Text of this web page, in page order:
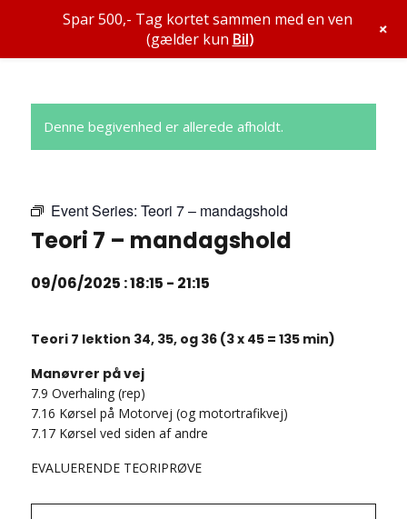
Denne begivenhed er allerede afholdt.
Event Series: Teori 7 – mandagshold
Teori 7 – mandagshold
09/06/2025 : 18:15 - 21:15
Teori 7 lektion 34, 35, og 36 (3 x 45 = 135 min)
Manøvrer på vej
7.9 Overhaling (rep)
7.16 Kørsel på Motorvej (og motortrafikvej)
7.17 Kørsel ved siden af andre
EVALUERENDE TEORIPRØVE
Spar 500,- Tag kortet sammen med en ven
(gælder kun Bil) +